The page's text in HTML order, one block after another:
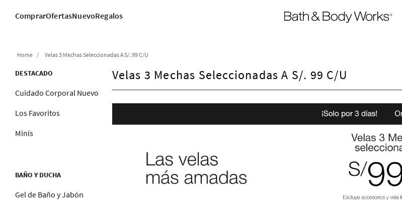
ComprarOfertasNuevoRegalos
Velas 3 Mechas Seleccionadas A S/. 99 C/u
DESTACADO
Cuidado Corporal Nuevo
Los Favoritos
Minis
BAÑO Y DUCHA
Gel de Baño y Jabón
Velas 3 Mechas Seleccionadas A S/. 99 C/u